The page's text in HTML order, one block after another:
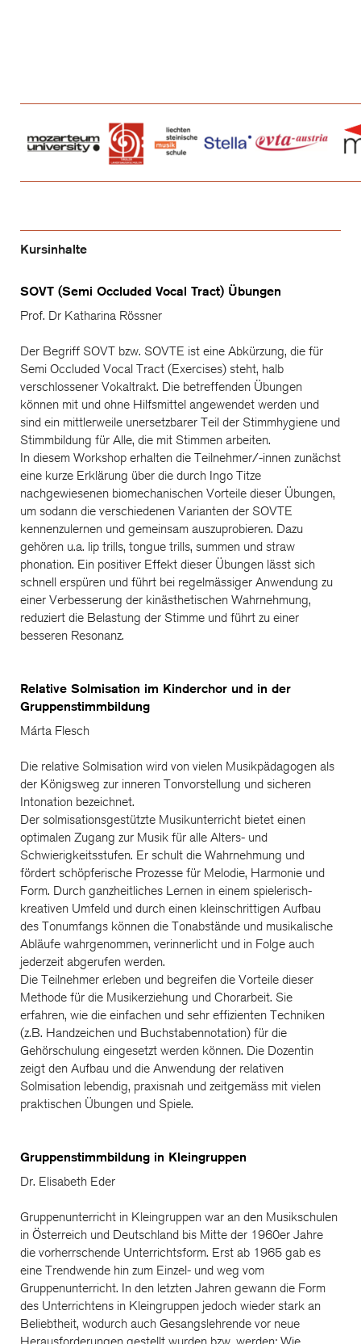
Kursinhalte
SOVT (Semi Occluded Vocal Tract) Übungen
Prof. Dr Katharina Rössner
Der Begriff SOVT bzw. SOVTE ist eine Abkürzung, die für
Semi Occluded Vocal Tract (Exercises) steht, halb
verschlossener Vokaltrakt. Die betreffenden Übungen
können mit und ohne Hilfsmittel angewendet werden und
sind ein mittlerweile unersetzbarer Teil der Stimmhygiene und
Stimmbildung für Alle, die mit Stimmen arbeiten.
In diesem Workshop erhalten die Teilnehmer/-innen zunächst
eine kurze Erklärung über die durch Ingo Titze
nachgewiesenen biomechanischen Vorteile dieser Übungen,
um sodann die verschiedenen Varianten der SOVTE
kennenzulernen und gemeinsam auszuprobieren. Dazu
gehören u.a. lip trills, tongue trills, summen und straw
phonation. Ein positiver Effekt dieser Übungen lässt sich
schnell erspüren und führt bei regelmässiger Anwendung zu
einer Verbesserung der kinästhetischen Wahrnehmung,
reduziert die Belastung der Stimme und führt zu einer
besseren Resonanz.
Relative Solmisation im Kinderchor und in der
Gruppenstimmbildung
Márta Flesch
Die relative Solmisation wird von vielen Musikpädagogen als
der Königsweg zur inneren Tonvorstellung und sicheren
Intonation bezeichnet.
Der solmisationsgestützte Musikunterricht bietet einen
optimalen Zugang zur Musik für alle Alters- und
Schwierigkeitsstufen. Er schult die Wahrnehmung und
fördert schöpferische Prozesse für Melodie, Harmonie und
Form. Durch ganzheitliches Lernen in einem spielerisch-
kreativen Umfeld und durch einen kleinschrittigen Aufbau
des Tonumfangs können die Tonabstände und musikalische
Abläufe wahrgenommen, verinnerlicht und in Folge auch
jederzeit abgerufen werden.
Die Teilnehmer erleben und begreifen die Vorteile dieser
Methode für die Musikerziehung und Chorarbeit. Sie
erfahren, wie die einfachen und sehr effizienten Techniken
(z.B. Handzeichen und Buchstabennotation) für die
Gehörschulung eingesetzt werden können. Die Dozentin
zeigt den Aufbau und die Anwendung der relativen
Solmisation lebendig, praxisnah und zeitgemäss mit vielen
praktischen Übungen und Spiele.
Gruppenstimmbildung in Kleingruppen
Dr. Elisabeth Eder
Gruppenunterricht in Kleingruppen war an den Musikschulen
in Österreich und Deutschland bis Mitte der 1960er Jahre
die vorherrschende Unterrichtsform. Erst ab 1965 gab es
eine Trendwende hin zum Einzel- und weg vom
Gruppenunterricht. In den letzten Jahren gewann die Form
des Unterrichtens in Kleingruppen jedoch wieder stark an
Beliebtheit, wodurch auch Gesangslehrende vor neue